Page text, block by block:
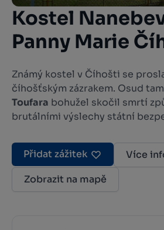
Kostel
Panny Marie
Známý kostel v Číhošti se
číhošťským zázrakem. Osud
Toufara bohužel skočil smrtí
brutálními výslechy státní
Přidat zážitek
Více
Zobrazit na mapě